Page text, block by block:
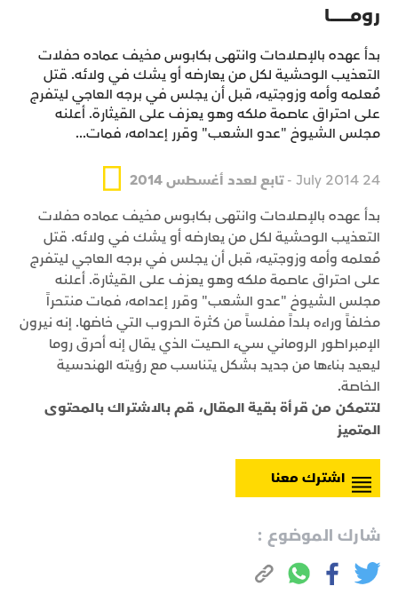
رومـــــــــــا
بدأ عهده بالإصلاحات وانتهى بكابوس مخيف عماده حفلات
التعذيب الوحشية لكل من يعارضه أو يشك في ولائه. قتل
مُعلمه وأمه وزوجتيه، قبل أن يجلس في برجه العاجي ليتفرج
على احتراق عاصمة ملكه وهو يعزف على القيثارة. أعلنه
مجلس الشيوخ "عدو الشعب" وقرر إعدامه، فمات...
24 July 2014 -
تابع لعدد أغسطس 2014
بدأ عهده بالإصلاحات وانتهى بكابوس مخيف عماده حفلات
التعذيب الوحشية لكل من يعارضه أو يشك في ولائه. قتل
مُعلمه وأمه وزوجتيه، قبل أن يجلس في برجه العاجي ليتفرج
على احتراق عاصمة ملكه وهو يعزف على القيثارة. أعلنه
مجلس الشيوخ "عدو الشعب" وقرر إعدامه، فمات منتحراً
مخلفاً وراءه بلداً مفلساً من كثرة الحروب التي خاضها. إنه نيرون
الإمبراطور الروماني سيء الصيت الذي يقال إنه أحرق روما
ليعيد بناءها من جديد بشكل يتناسب مع رؤيته الهندسية
الخاصة.
لتتمكن من قرأة بقية المقال، قم بالاشتراك بالمحتوى
المتميز
اشترك معنا
شارك الموضوع :